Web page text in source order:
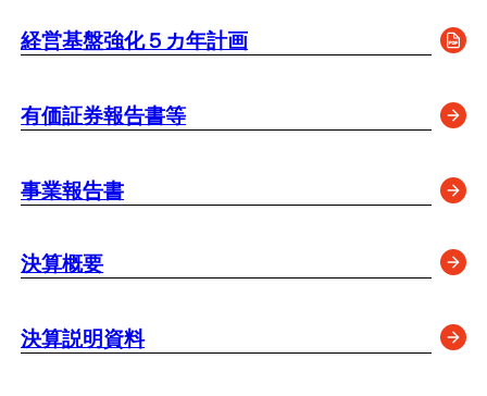
経営基盤強化５カ年計画
（新しいタブでPDFを開く）
有価証券報告書等
事業報告書
決算概要
決算説明資料